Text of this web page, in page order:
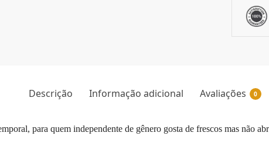
Descrição Informação adicional Avaliações 0
para quem independente de gênero gosta de frescos mas não